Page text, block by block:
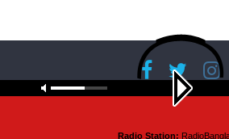
Copyright © 2026RadioBanglaNet.
Radio Station: